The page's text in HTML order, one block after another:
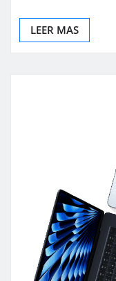
LEER MAS